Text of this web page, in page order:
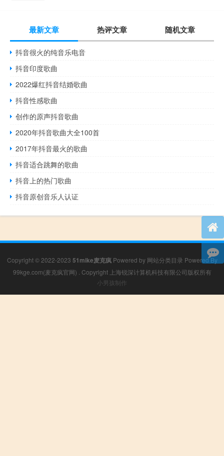
最新文章 热评文章 随机文章
抖音很火的纯音乐电音
抖音印度歌曲
2022爆红抖音结婚歌曲
抖音性感歌曲
创作的原声抖音歌曲
2020年抖音歌曲大全100首
2017年抖音最火的歌曲
抖音适合跳舞的歌曲
抖音上的热门歌曲
抖音原创音乐人认证
Copyright © 2022-2023 51mike麦克疯Powered by 网站分类目录 Powered By
99kge.com(麦克疯官网) . Copyright 上海锐深计算机科技有限公司版权所有
小男孩制作